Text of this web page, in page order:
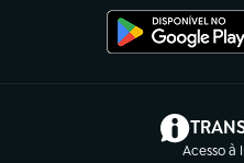
Acesso à